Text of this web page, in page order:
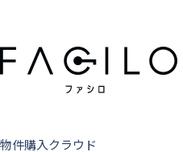
物件購入クラウド